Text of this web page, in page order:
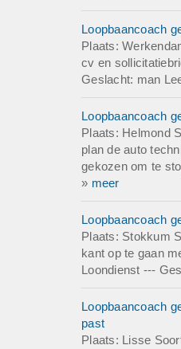
Loopbaancoach
Plaats:
cv en
Geslacht: man
Loopbaancoach
Plaats: Helmond
plan de auto
gekozen om te
» meer
Loopbaancoach
Plaats: Stokkum
kant op te gaan
Loondienst ---
Loopbaancoach
past
Plaats: Lisse